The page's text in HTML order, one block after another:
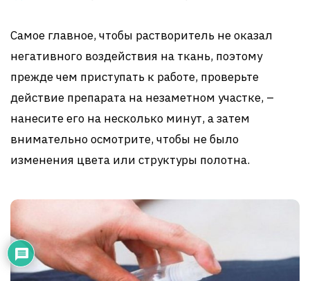
Самое главное, чтобы растворитель не оказал
негативного воздействия на ткань, поэтому
прежде чем приступать к работе, проверьте
действие препарата на незаметном участке, –
нанесите его на несколько минут, а затем
внимательно осмотрите, чтобы не было
изменения цвета или структуры полотна.